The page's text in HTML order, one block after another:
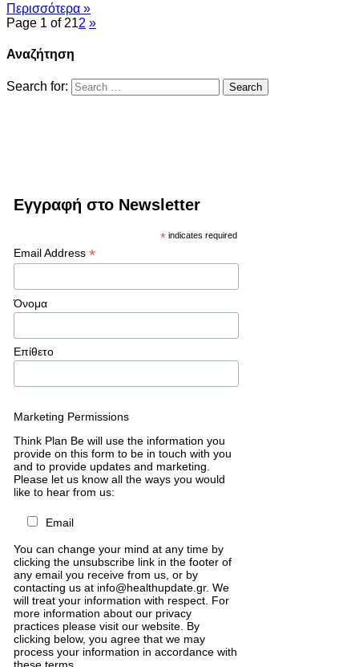
Περισσότερα »
Page 1 of 212 »
Αναζήτηση
Search for:
Εγγραφή στο Newsletter
* indicates required
Email Address *
Όνομα
Επίθετο
Marketing Permissions
Think Plan Be will use the information you
provide on this form to be in touch with you
and to provide updates and marketing.
Please let us know all the ways you would
like to hear from us:
Email
You can change your mind at any time by
clicking the unsubscribe link in the footer of
any email you receive from us, or by
contacting us at info@healthupdate.gr. We
will treat your information with respect. For
more information about our privacy
practices please visit our website. By
clicking below, you agree that we may
process your information in accordance with